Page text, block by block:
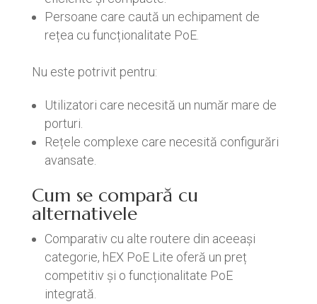
Persoane care caută un echipament de
rețea cu funcționalitate PoE.
Nu este potrivit pentru:
Utilizatori care necesită un număr mare de
porturi.
Rețele complexe care necesită configurări
avansate.
Cum se compară cu
alternativele
Comparativ cu alte routere din aceeași
categorie, hEX PoE Lite oferă un preț
competitiv și o funcționalitate PoE
integrată.